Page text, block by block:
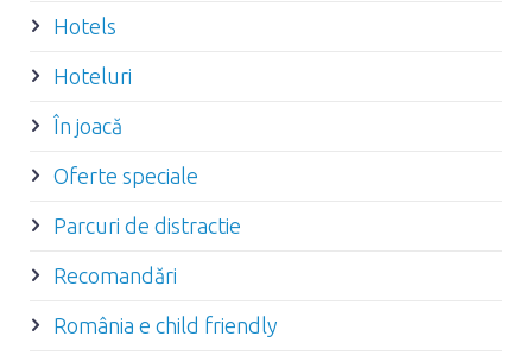
Hotels
Hoteluri
În joacă
Oferte speciale
Parcuri de distractie
Recomandări
România e child friendly